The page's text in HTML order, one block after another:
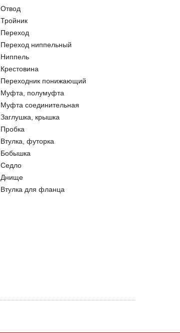
Отвод
Тройник
Переход
Переход ниппельный
Ниппель
Крестовина
Переходник понижающий
Муфта, полумуфта
Муфта соединительная
Заглушка, крышка
Пробка
Втулка, футорка
Бобышка
Седло
Днище
Втулка для фланца